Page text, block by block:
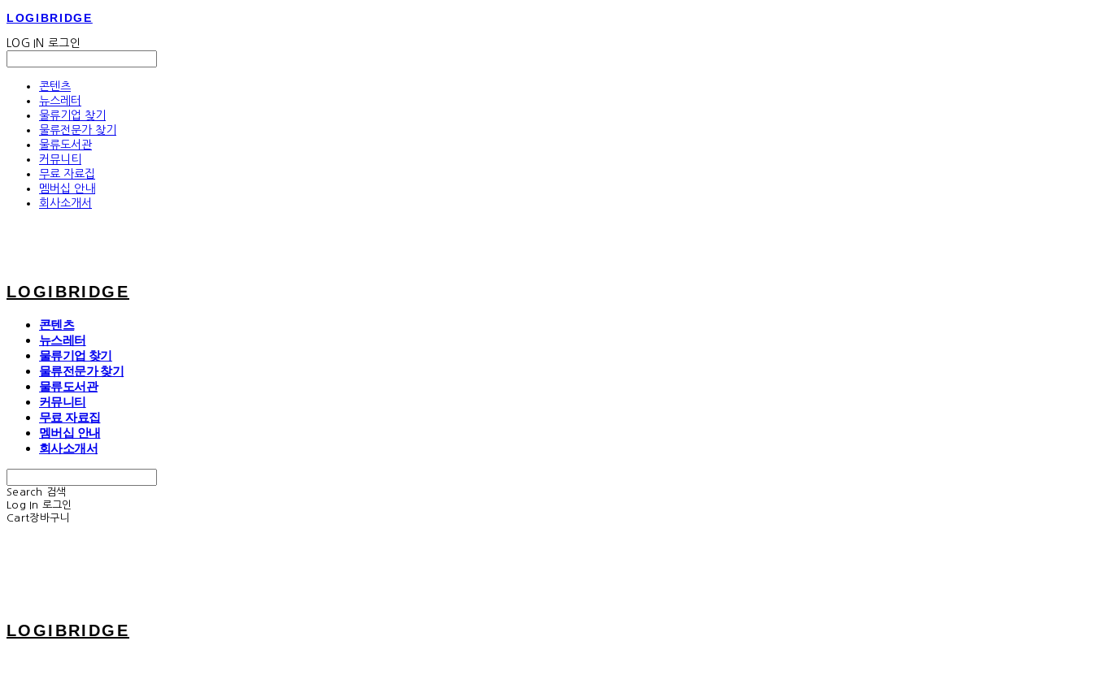
LOGIBRIDGE
LOG IN 로그인
콘텐츠
뉴스레터
물류기업 찾기
물류전문가 찾기
물류도서관
커뮤니티
무료 자료집
멤버십 안내
회사소개서
LOGIBRIDGE
콘텐츠
뉴스레터
물류기업 찾기
물류전문가 찾기
물류도서관
커뮤니티
무료 자료집
멤버십 안내
회사소개서
Search
검색
Log In 로그인
Cart장바구니
LOGIBRIDGE